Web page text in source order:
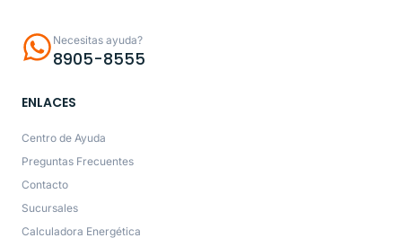
Necesitas ayuda?
8905-8555
ENLACES
Centro de Ayuda
Preguntas Frecuentes
Contacto
Sucursales
Calculadora Energética